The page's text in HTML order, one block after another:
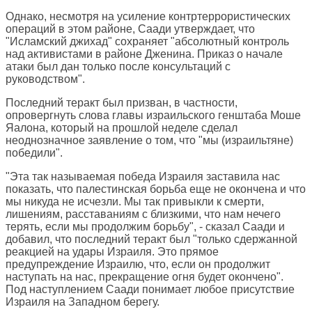
Однако, несмотря на усиление контртеррористических
операций в этом районе, Саади утверждает, что
"Исламский джихад" сохраняет "абсолютный контроль
над активистами в районе Дженина. Приказ о начале
атаки был дан только после консультаций с
руководством".
Последний теракт был призван, в частности,
опровергнуть слова главы израильского генштаба Моше
Яалона, который на прошлой неделе сделал
неоднозначное заявление о том, что "мы (израильтяне)
победили".
"Эта так называемая победа Израиля заставила нас
показать, что палестинская борьба еще не окончена и что
мы никуда не исчезли. Мы так привыкли к смерти,
лишениям, расставаниям с близкими, что нам нечего
терять, если мы продолжим борьбу", - сказал Саади и
добавил, что последний теракт был "только сдержанной
реакцией на удары Израиля. Это прямое
предупреждение Израилю, что, если он продолжит
наступать на нас, прекращение огня будет окончено".
Под наступлением Саади понимает любое присутствие
Израиля на Западном берегу.